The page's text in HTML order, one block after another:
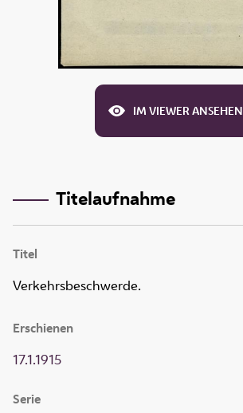
IM VIEWER ANSEHEN
Titelaufnahme
Titel
Verkehrsbeschwerde.
Erschienen
17.1.1915
Serie